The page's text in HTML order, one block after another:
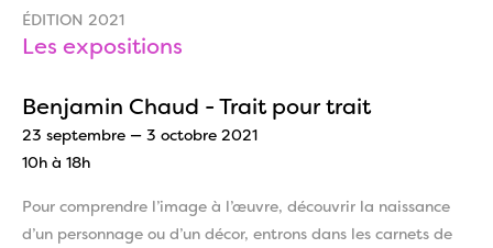
ÉDITION 2021
Les expositions
Benjamin Chaud - Trait pour trait
23 septembre — 3 octobre 2021
10h à 18h
Pour comprendre l’image à l’œuvre, découvrir la naissance
d’un personnage ou d’un décor, entrons dans les carnets de